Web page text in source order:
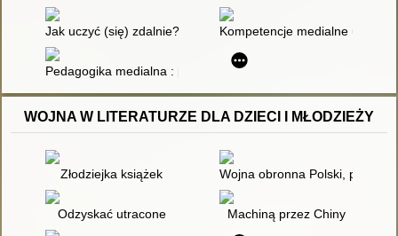
Jak uczyć (się) zdalnie? : podręcznik dla nauczycieli,
Kompetencje medialne ucznia
Pedagogika medialna : podręcznik akademicki. [t.] 2
WOJNA W LITERATURZE DLA DZIECI I MŁODZIEŻY
Złodziejka książek Wojna obronna Polski,
Odzyskać utracone Machiną przez Chiny